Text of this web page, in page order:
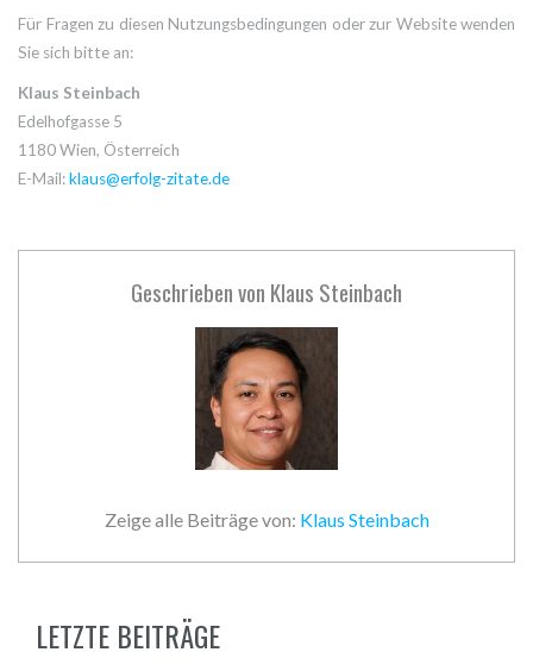
Für Fragen zu diesen Nutzungsbedingungen oder zur Website wenden
Sie sich bitte an:
Klaus Steinbach
Edelhofgasse 5
1180 Wien, Österreich
E-Mail:klaus@erfolg-zitate.de
Geschrieben von Klaus Steinbach
Zeige alle Beiträge von: Klaus Steinbach
LETZTE BEITRÄGE